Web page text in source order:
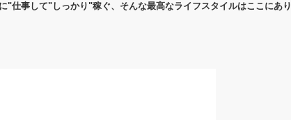
"仕事して"しっかり"稼ぐ、そんな最高なライフスタイルはここにあり